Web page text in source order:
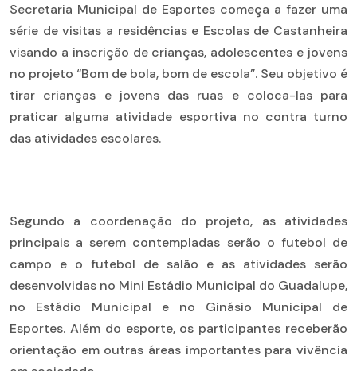
Secretaria Municipal de Esportes começa a fazer uma
série de visitas a residências e Escolas de Castanheira
visando a inscrição de crianças, adolescentes e jovens
no projeto “Bom de bola, bom de escola”. Seu objetivo é
tirar crianças e jovens das ruas e coloca-las para
praticar alguma atividade esportiva no contra turno
das atividades escolares.
Segundo a coordenação do projeto, as atividades
principais a serem contempladas serão o futebol de
campo e o futebol de salão e as atividades serão
desenvolvidas no Mini Estádio Municipal do Guadalupe,
no Estádio Municipal e no Ginásio Municipal de
Esportes. Além do esporte, os participantes receberão
orientação em outras áreas importantes para vivência